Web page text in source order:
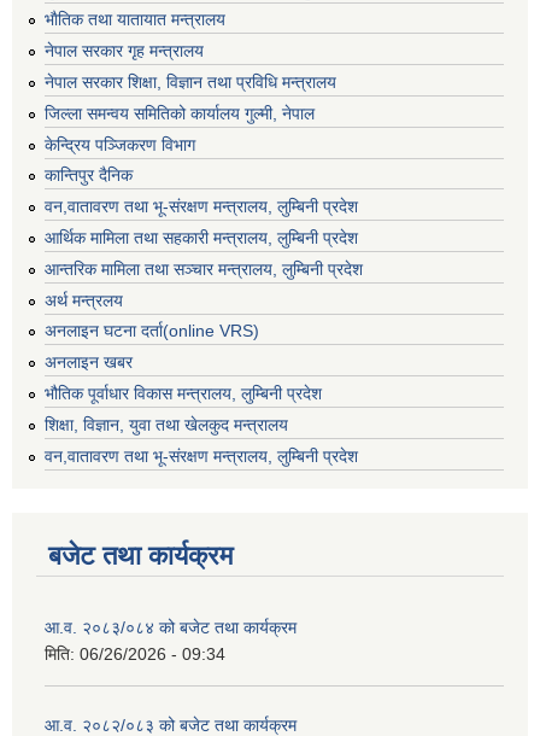
भाैतिक तथा यातायात मन्त्रालय
नेपाल सरकार गृह मन्त्रालय
नेपाल सरकार शिक्षा, विज्ञान तथा प्रविधि मन्त्रालय
जिल्ला समन्वय समितिको कार्यालय गुल्मी, नेपाल
केन्द्रिय पञ्जिकरण विभाग
कान्तिपुर दैनिक
वन,वातावरण तथा भू-संरक्षण मन्त्रालय, लुम्बिनी प्रदेश
आर्थिक मामिला तथा सहकारी मन्त्रालय, लुम्बिनी प्रदेश
आन्तरिक मामिला तथा सञ्चार मन्त्रालय, लुम्बिनी प्रदेश
अर्थ मन्त्रलय
अनलाइन घटना दर्ता(online VRS)
अनलाइन खबर
भौतिक पूर्वाधार विकास मन्त्रालय, लुम्बिनी प्रदेश
शिक्षा, विज्ञान, युवा तथा खेलकुद मन्‍‍त्रालय
वन,वातावरण तथा भू-संरक्षण मन्त्रालय, लुम्बिनी प्रदेश
बजेट तथा कार्यक्रम
आ.व. २०८३/०८४ को बजेट तथा कार्यक्रम
मिति: 06/26/2026 - 09:34
आ.व. २०८२/०८३ को बजेट तथा कार्यक्रम